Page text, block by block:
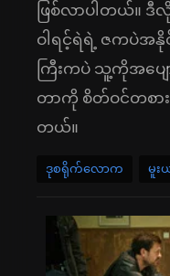
ဖြစ်လာပါတယ်။
ဝါရင့်ရဲရဲ့ ဇကပဲအနို
ကြီးကပဲ သူ့ကိုအပျေ
တာကို စိတ်ဝင်တစားမ
တယ်။
ဒုစရိုက်လောက မူး